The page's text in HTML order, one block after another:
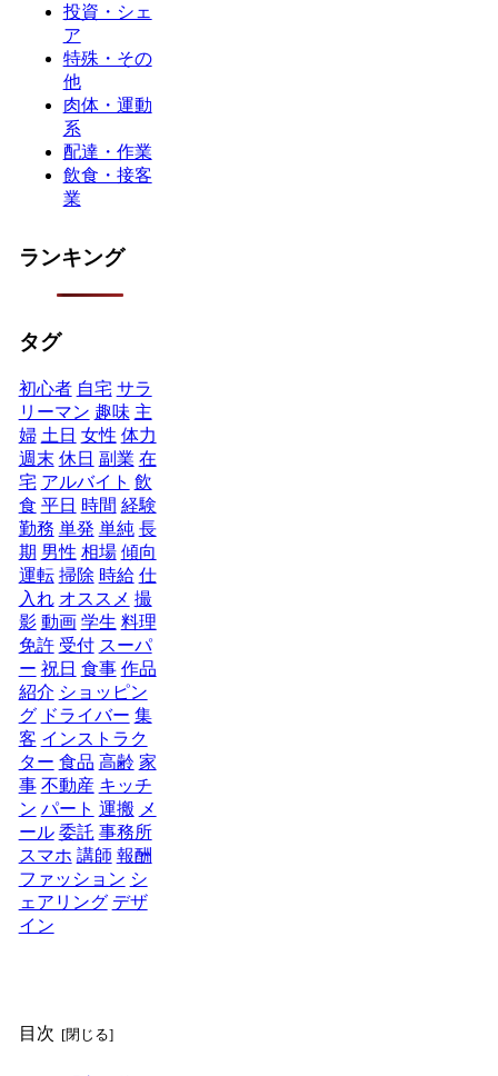
投資・シェ
ア
特殊・その
他
肉体・運動
系
配達・作業
飲食・接客
業
ランキング
タグ
初心者 自宅 サラ
リーマン 趣味 主
婦 土日 女性 体力
週末 休日 副業 在
宅 アルバイト 飲
食 平日 時間 経験
勤務 単発 単純 長
期 男性 相場 傾向
運転 掃除 時給 仕
入れ オススメ 撮
影 動画 学生 料理
免許 受付 スーパ
ー 祝日 食事 作品
紹介 ショッピン
グ ドライバー 集
客 インストラク
ター 食品 高齢 家
事 不動産 キッチ
ン パート 運搬 メ
ール 委託 事務所
スマホ 講師 報酬
ファッション シ
ェアリング デザ
イン
目次